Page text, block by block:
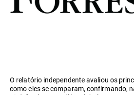
O relatório independente avaliou os
como eles se comparam, confirmando,